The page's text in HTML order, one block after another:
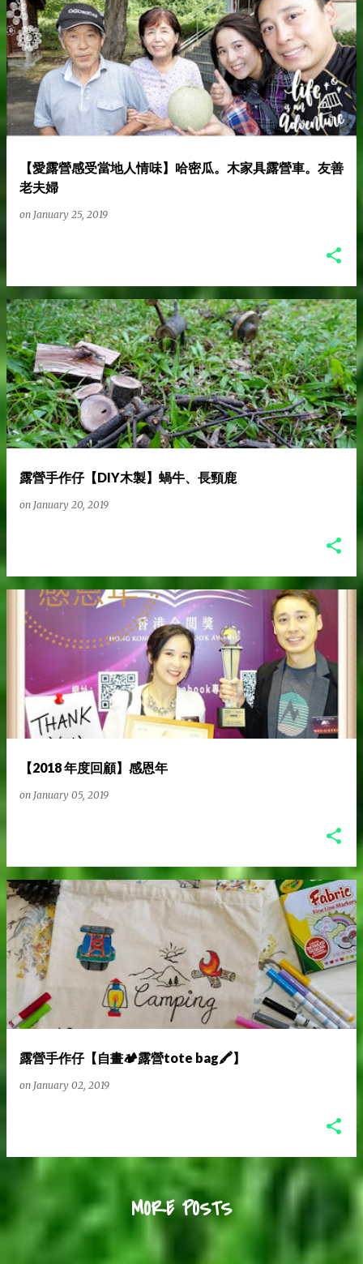
【愛露營感受當地人情味】哈密瓜。木家具露營車。友善
老夫婦
on January 25, 2019
露營手作仔【DIY木製】蝸牛、長頸鹿
on January 20, 2019
【2018 年度回顧】感恩年
on January 05, 2019
露營手作仔【自畫🏕️露營tote bag🖍️】
on January 02, 2019
MORE POSTS